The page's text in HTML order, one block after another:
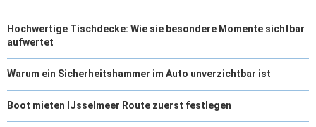
Hochwertige Tischdecke: Wie sie besondere Momente sichtbar
aufwertet
Warum ein Sicherheitshammer im Auto unverzichtbar ist
Boot mieten IJsselmeer Route zuerst festlegen